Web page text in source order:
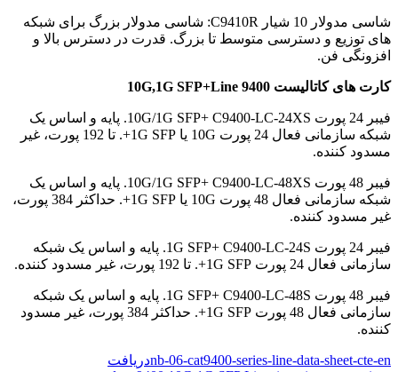
شاسی مدولار 10 شیار C9410R: شاسی مدولار بزرگ برای شبکه
های توزیع و دسترسی متوسط ​​تا بزرگ. قدرت در دسترس بالا و
افزونگی فن.
کارت های کاتالیست 9400 10G,1G SFP+Line
فیبر 24 پورت 10G/1G SFP+ C9400-LC-24XS. پایه و اساس یک
شبکه سازمانی فعال 24 پورت 10G یا 1G SFP+. تا 192 پورت، غیر
مسدود کننده.
فیبر 48 پورت 10G/1G SFP+ C9400-LC-48XS. پایه و اساس یک
شبکه سازمانی فعال 48 پورت 10G یا 1G SFP+. حداکثر 384 پورت،
غیر مسدود کننده.
فیبر 24 پورت 1G SFP+ C9400-LC-24S. پایه و اساس یک شبکه
سازمانی فعال 24 پورت 1G SFP+. تا 192 پورت، غیر مسدود کننده.
فیبر 48 پورت 1G SFP+ C9400-LC-48S. پایه و اساس یک شبکه
سازمانی فعال 48 پورت 1G SFP+. حداکثر 384 پورت، غیر مسدود
کننده.
nb-06-cat9400-series-line-data-sheet-cte-enدریافت